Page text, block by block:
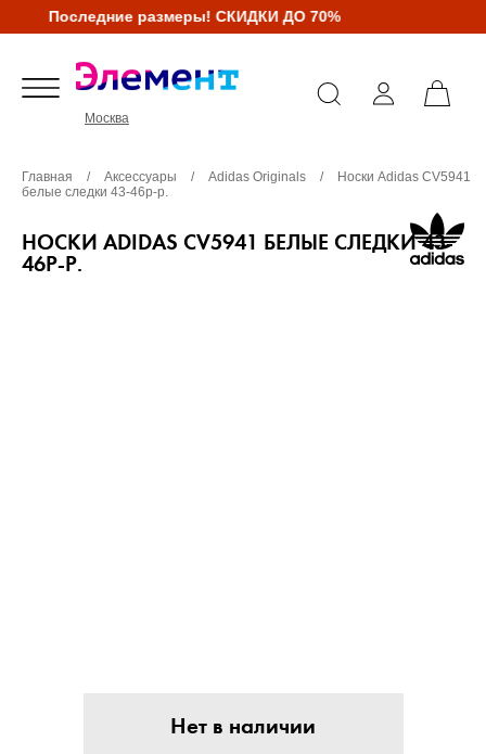
Последние размеры! СКИДКИ ДО 70%
Москва
Главная / Аксессуары / Adidas Originals /
Носки Adidas CV5941
белые следки 43-46р-р.
НОСКИ ADIDAS CV5941 БЕЛЫЕ СЛЕДКИ 43-
46Р-Р.
Нет в наличии